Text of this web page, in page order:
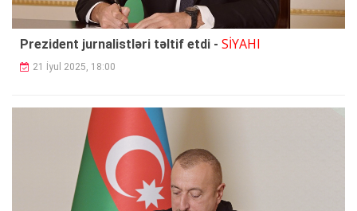
Prezident jurnalistləri təltif etdi - SİYAHI
21 İyul 2025, 18:00